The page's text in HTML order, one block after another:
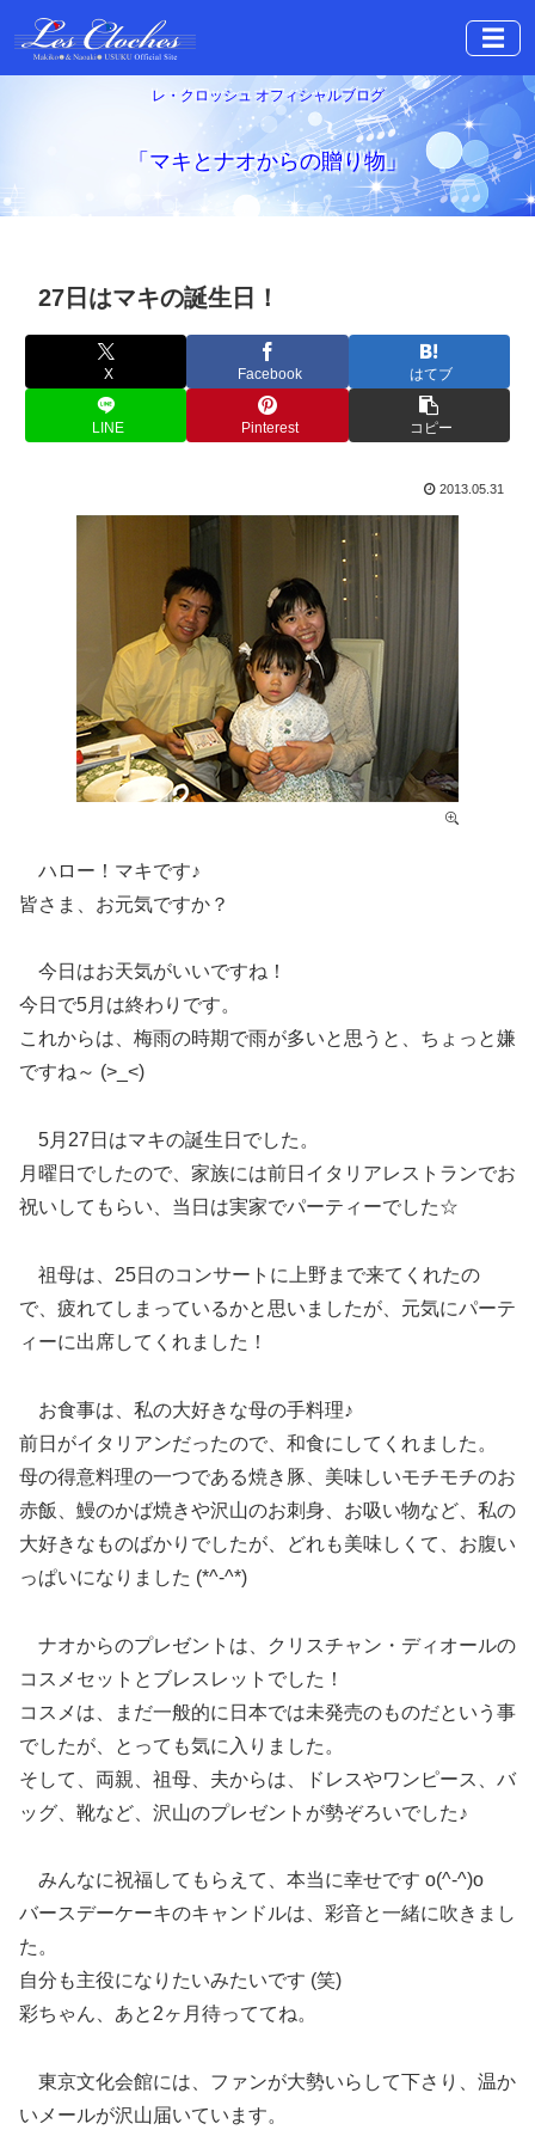
☰
レ・クロッシュ オフィシャルブログ
「マキとナオからの贈り物」
27日はマキの誕生日！
X Facebook はてブ
LINE Pinterest コピー
2013.05.31
ハロー！マキです♪
皆さま、お元気ですか？
今日はお天気がいいですね！
今日で5月は終わりです。
これからは、梅雨の時期で雨が多いと思うと、ちょっと嫌
ですね～ (>_<)
5月27日はマキの誕生日でした。
月曜日でしたので、家族には前日イタリアレストランでお
祝いしてもらい、当日は実家でパーティーでした☆
祖母は、25日のコンサートに上野まで来てくれたの
で、疲れてしまっているかと思いましたが、元気にパーテ
ィーに出席してくれました！
お食事は、私の大好きな母の手料理♪
前日がイタリアンだったので、和食にしてくれました。
母の得意料理の一つである焼き豚、美味しいモチモチのお
赤飯、鰻のかば焼きや沢山のお刺身、お吸い物など、私の
大好きなものばかりでしたが、どれも美味しくて、お腹い
っぱいになりました (*^-^*)
ナオからのプレゼントは、クリスチャン・ディオールの
コスメセットとブレスレットでした！
コスメは、まだ一般的に日本では未発売のものだという事
でしたが、とっても気に入りました。
そして、両親、祖母、夫からは、ドレスやワンピース、バ
ッグ、靴など、沢山のプレゼントが勢ぞろいでした♪
みんなに祝福してもらえて、本当に幸せです o(^-^)o
バースデーケーキのキャンドルは、彩音と一緒に吹きまし
た。
自分も主役になりたいみたいです (笑)
彩ちゃん、あと2ヶ月待っててね。
東京文化会館には、ファンが大勢いらして下さり、温か
いメールが沢山届いています。